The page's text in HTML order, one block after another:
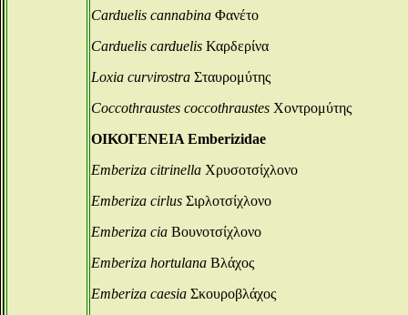
Carduelis cannabina Φανέτο
Carduelis carduelis Καρδερίνα
Loxia curvirostra Σταυρομύτης
Coccothraustes coccothraustes Χοντρομύτης
ΟΙΚΟΓΕΝΕΙΑ Emberizidae
Emberiza citrinella Χρυσοτσίχλονο
Emberiza cirlus Σιρλοτσίχλονο
Emberiza cia Βουνοτσίχλονο
Emberiza hortulana Βλάχος
Emberiza caesia Σκουροβλάχος